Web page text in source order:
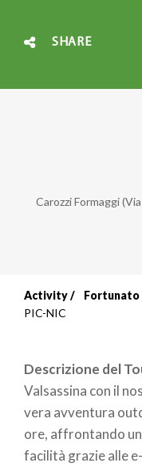
SHARE
Carozzi Formaggi
Activity
PIC-NIC
Descrizione del
Valsassina con il
vera avventura
ore, affrontando
facilità grazie alle